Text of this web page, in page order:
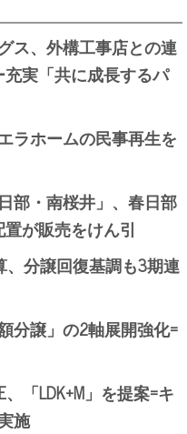
ス、外構工事店との連
実「共に成長するパ
ラホームの民事再生を
部・南桜井」、春日部
が販売をけん引
分譲回復基調も3期連
分譲」の2軸展開強化=
「LDK+M」を提案=キ
施